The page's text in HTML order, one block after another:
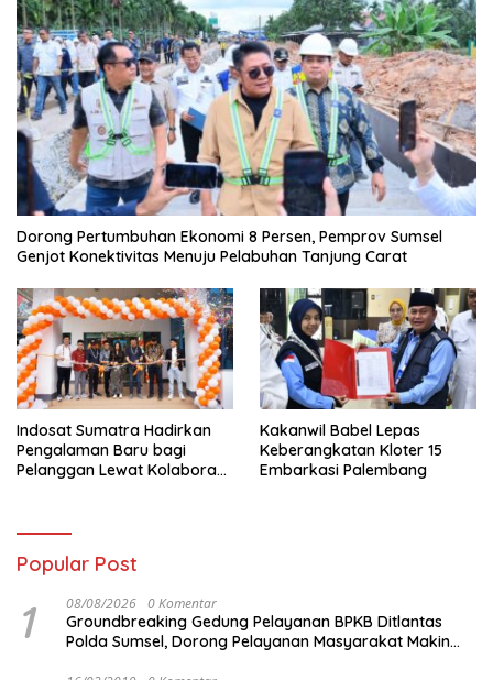
Dorong Pertumbuhan Ekonomi 8 Persen, Pemprov Sumsel
Genjot Konektivitas Menuju Pelabuhan Tanjung Carat
Indosat Sumatra Hadirkan
Pengalaman Baru bagi
Pelanggan Lewat Kolaborasi
Kakanwil Babel Lepas
Keberangkatan Kloter 15
Embarkasi Palembang
Popular Post
1 08/08/2026 0 Komentar
Groundbreaking Gedung Pelayanan BPKB Ditlantas
Polda Sumsel, Dorong Pelayanan Masyarakat Makin